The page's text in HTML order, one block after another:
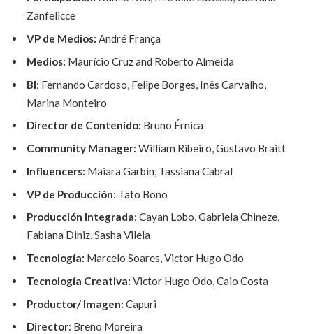
Zanfelicce
VP de Medios: André França
Medios: Maurício Cruz and Roberto Almeida
BI: Fernando Cardoso, Felipe Borges, Inês Carvalho,
Marina Monteiro
Director de Contenido: Bruno Érnica
Community Manager: William Ribeiro, Gustavo Braitt
Influencers: Maiara Garbin, Tassiana Cabral
VP de Producción: Tato Bono
Producción Integrada: Cayan Lobo, Gabriela Chineze,
Fabiana Diniz, Sasha Vilela
Tecnología: Marcelo Soares, Victor Hugo Odo
Tecnología Creativa: Victor Hugo Odo, Caio Costa
Productor/ Imagen: Capuri
Director: Breno Moreira